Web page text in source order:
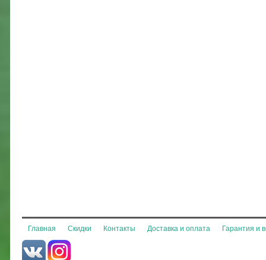
Главная Скидки Контакты Доставка и оплата Гарантия и